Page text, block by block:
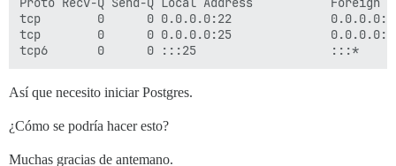
tcp        0      0 0.0.0.0:22              0.0.0.0:*
tcp        0      0 0.0.0.0:25              0.0.0.0:*
Así que necesito iniciar Postgres.
¿Cómo se podría hacer esto?
Muchas gracias de antemano.